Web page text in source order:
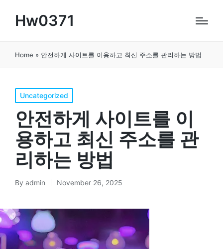
Hw0371
Home » 안전하게 사이트를 이용하고 최신 주소를 관리하는 방법
Posted
in
Uncategorized
안전하게 사이트를 이
용하고 최신 주소를 관
리하는 방법
Posted
By admin November 26, 2025